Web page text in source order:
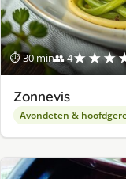
⏱ 30 min👥 4
Zonnevis
Avondeten &